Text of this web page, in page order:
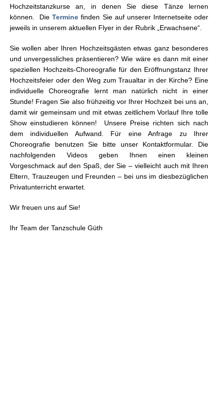
Hochzeitstanzkurse an, in denen Sie diese Tänze lernen
können. Die Termine finden Sie auf unserer Internetseite oder
jeweils in unserem aktuellen Flyer in der Rubrik „Erwachsene“.
Sie wollen aber Ihren Hochzeitsgästen etwas ganz besonderes
und unvergessliches präsentieren? Wie wäre es dann mit einer
speziellen Hochzeits-Choreografie für den Eröffnungstanz Ihrer
Hochzeitsfeier oder den Weg zum Traualtar in der Kirche? Eine
individuelle Choreografie lernt man natürlich nicht in einer
Stunde! Fragen Sie also frühzeitig vor Ihrer Hochzeit bei uns an,
damit wir gemeinsam und mit etwas zeitlichem Vorlauf Ihre tolle
Show einstudieren können! Unsere Preise richten sich nach
dem individuellen Aufwand. Für eine Anfrage zu Ihrer
Choreografie benutzen Sie bitte unser Kontaktformular. Die
nachfolgenden Videos geben Ihnen einen kleinen
Vorgeschmack auf den Spaß, der Sie – vielleicht auch mit Ihren
Eltern, Trauzeugen und Freunden – bei uns im diesbezüglichen
Privatunterricht erwartet.
Wir freuen uns auf Sie!
Ihr Team der Tanzschule Güth